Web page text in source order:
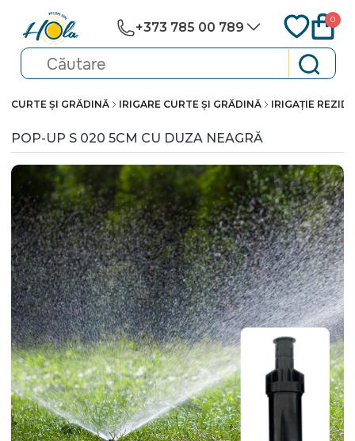
+373 785 00 789
0
CURTE ȘI GRĂDINĂ IRIGARE CURTE ȘI GRĂDINĂ IRIGAȚIE
POP-UP S 020 5CM CU DUZA NEAGRĂ